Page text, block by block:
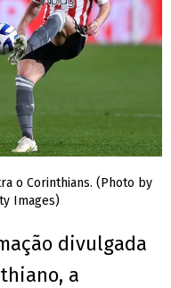
o Corinthians. (Photo by
Images)
divulgada
a